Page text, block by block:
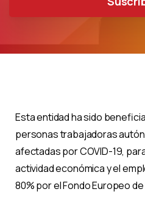
Esta entidad ha sido
personas trabajadoras
afectadas por COVID-19,
actividad económica y el
80% por el Fondo Europeo